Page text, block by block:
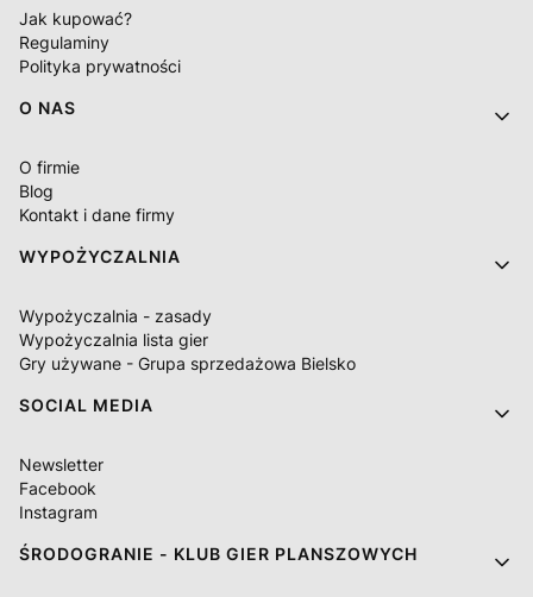
Jak kupować?
Regulaminy
Polityka prywatności
O NAS
O firmie
Blog
Kontakt i dane firmy
WYPOŻYCZALNIA
Wypożyczalnia - zasady
Wypożyczalnia lista gier
Gry używane - Grupa sprzedażowa Bielsko
SOCIAL MEDIA
Newsletter
Facebook
Instagram
ŚRODOGRANIE - KLUB GIER PLANSZOWYCH